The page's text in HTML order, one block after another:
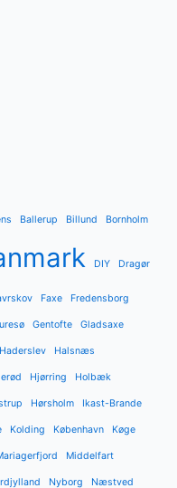
Ballerup Billund Bornholm
DIY Dragør
Faxe Fredensborg
Gentofte Gladsaxe
Haderslev Halsnæs
Hjørring Holbæk
Hørsholm Ikast-Brande
Kolding København Køge
Middelfart
Nyborg Næstved